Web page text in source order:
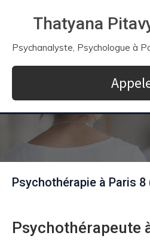
Thatyana
Psychanalyste, Psychologue à
Psychothérapie à Paris 8
Psychothérapeute